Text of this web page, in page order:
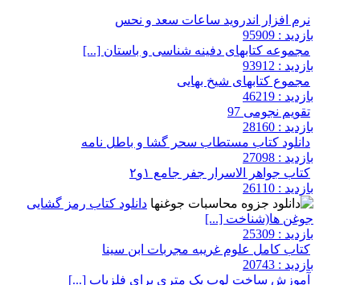
نرم افزار اندروید ساعات سعد و نحس
بازدید : 95909
مجموعه کتابهای دفینه شناسی و باستان [...]
بازدید : 93912
مجموع کتابهای شیخ بهایی
بازدید : 46219
تقویم نجومی 97
بازدید : 28160
دانلود کتاب مستطاب سحر گشا و باطل نامه
بازدید : 27098
کتاب جواهر الاسرار جفر جامع ۱و۲
بازدید : 26110
دانلود کتاب رمز گشایی
جوغن ها(شناخت [...]
بازدید : 25309
کتاب کامل علوم غریبه مجربات ابن سینا
بازدید : 20743
آموزش ساخت لوپ یک متری برای فلزیاب [...]